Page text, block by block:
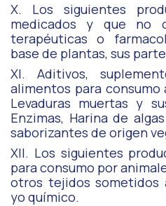
X. Los siguientes
medicados y que no
terapéuticas o
base de plantas, sus
XI. Aditivos,
alimentos para
Levaduras muertas y
Enzimas, Harina de
saborizantes de origen
XII. Los siguientes
para consumo por
otros tejidos
yo químico.